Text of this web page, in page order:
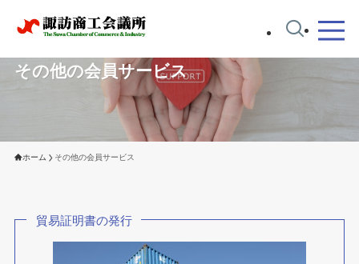
その他の会員サービス
ホーム その他の会員サービス
貿易証明書の発行